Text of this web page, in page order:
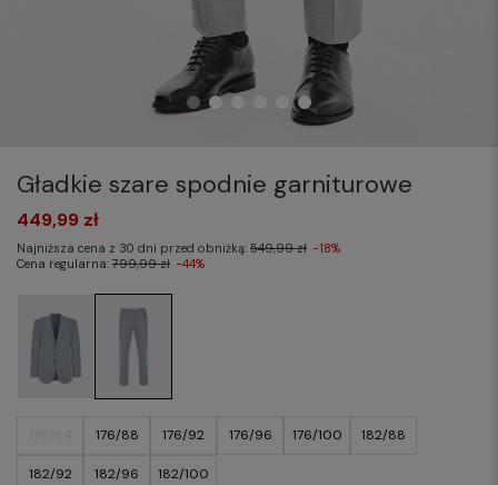
Gładkie szare spodnie garniturowe
176/88 176/92 176/96 176/100 182/88
182/92 182/96 182/100
449,99 zł
Najniższa cena z 30 dni przed obniżką: 549,99 zł -18%
Cena regularna: 799,99 zł -44%